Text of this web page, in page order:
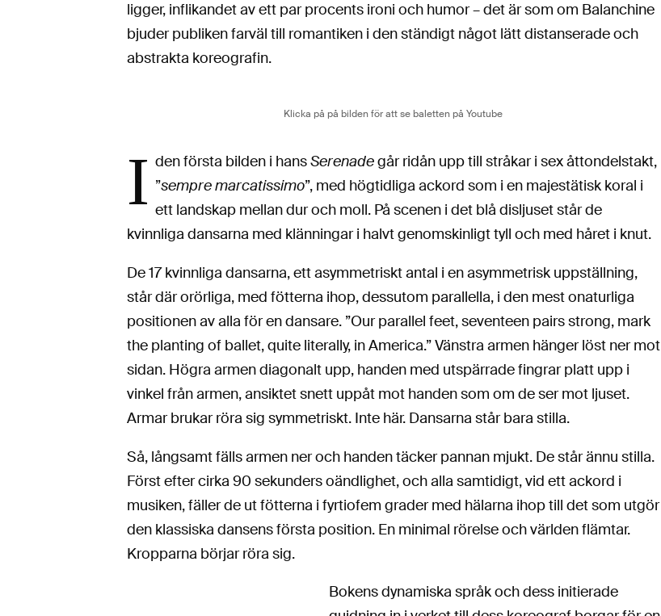
ligger, inflikandet av ett par procents ironi och humor – det är som om Balanchine
bjuder publiken farväl till romantiken i den ständigt något lätt distanserade och
abstrakta koreografin.
Klicka på på bilden för att se baletten på Youtube
I den första bilden i hansSerenadegår ridån upp till stråkar i sex åttondelstakt,
”sempre marcatissimo”, med högtidliga ackord som i en majestätisk koral i
ett landskap mellan dur och moll. På scenen i det blå disljuset står de
kvinnliga dansarna med klänningar i halvt genomskinligt tyll och med håret i knut.
De 17 kvinnliga dansarna, ett asymmetriskt antal i en asymmetrisk uppställning,
står där orörliga, med fötterna ihop, dessutom parallella, i den mest onaturliga
positionen av alla för en dansare. ”Our parallel feet, seventeen pairs strong, mark
the planting of ballet, quite literally, in America.” Vänstra armen hänger löst ner mot
sidan. Högra armen diagonalt upp, handen med utspärrade fingrar platt upp i
vinkel från armen, ansiktet snett uppåt mot handen som om de ser mot ljuset.
Armar brukar röra sig symmetriskt. Inte här. Dansarna står bara stilla.
Så, långsamt fälls armen ner och handen täcker pannan mjukt. De står ännu stilla.
Först efter cirka 90 sekunders oändlighet, och alla samtidigt, vid ett ackord i
musiken, fäller de ut fötterna i fyrtiofem grader med hälarna ihop till det som utgör
den klassiska dansens första position. En minimal rörelse och världen flämtar.
Kropparna börjar röra sig.
Bokens dynamiska språk och dess initierade